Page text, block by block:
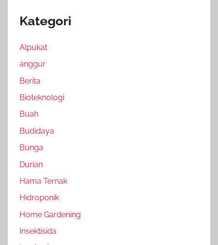
Kategori
Alpukat
anggur
Berita
Bioteknologi
Buah
Budidaya
Bunga
Durian
Hama Ternak
Hidroponik
Home Gardening
Insektisida